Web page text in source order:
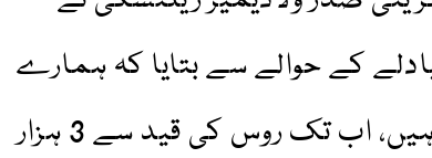
کے حوالے سے بتایا کہ ہمارے
100 فوجی وطن واپس آگئے ہیں، اب تک روس کی قید سے 3 ہزار